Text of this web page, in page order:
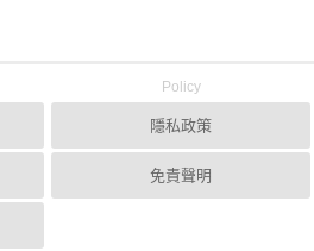
Policy
隱私政策
免責聲明